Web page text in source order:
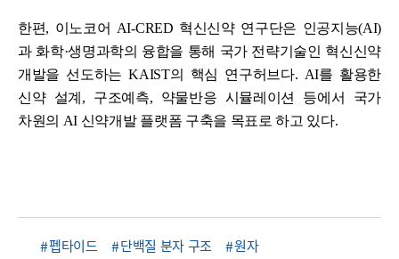
한편, 이노코어 AI-CRED 혁신신약 연구단은 인공지능(AI)
과 화학·생명과학의 융합을 통해 국가 전략기술인 혁신신약
개발을 선도하는 KAIST의 핵심 연구허브다. AI를 활용한
신약 설계, 구조예측, 약물반응 시뮬레이션 등에서 국가
차원의 AI 신약개발 플랫폼 구축을 목표로 하고 있다.
펩타이드 단백질 분자 구조
원자